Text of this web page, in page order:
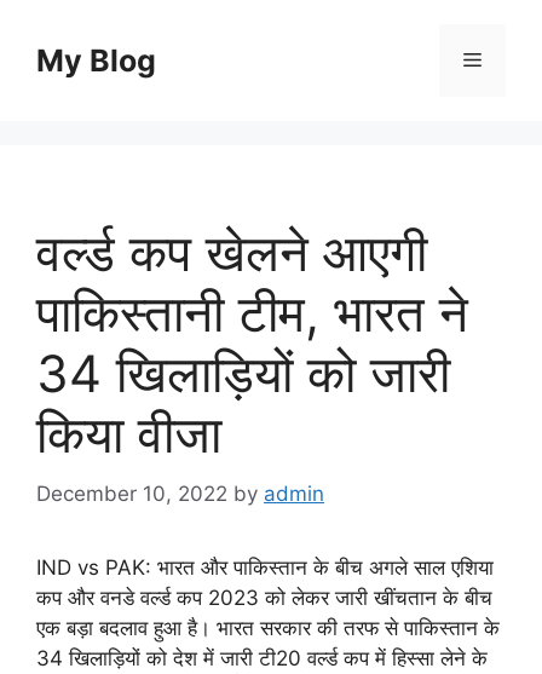
contentMy Blog Menu
वर्ल्ड कप खेलने आएगी
पाकिस्तानी टीम, भारत ने
34 खिलाड़ियों को जारी
किया वीजा
December 10, 2022 by admin
IND vs PAK: भारत और पाकिस्तान के बीच अगले साल एशिया
कप और वनडे वर्ल्ड कप 2023 को लेकर जारी खींचतान के बीच
एक बड़ा बदलाव हुआ है। भारत सरकार की तरफ से पाकिस्तान के
34 खिलाड़ियों को देश में जारी टी20 वर्ल्ड कप में हिस्सा लेने के